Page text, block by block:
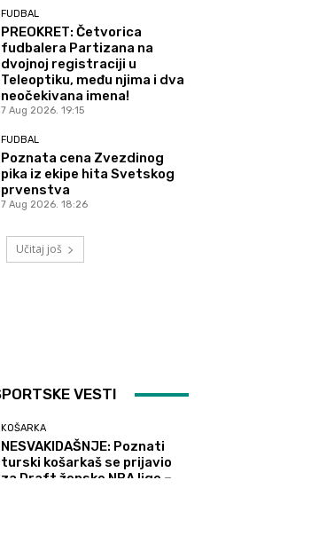
FUDBAL
PREOKRET: Četvorica
fudbalera Partizana na
dvojnoj registraciji u
Teleoptiku, među njima i dva
neočekivana imena!
7 Aug 2026. 19:15
FUDBAL
Poznata cena Zvezdinog
pika iz ekipe hita Svetskog
prvenstva
7 Aug 2026. 18:26
Učitaj još